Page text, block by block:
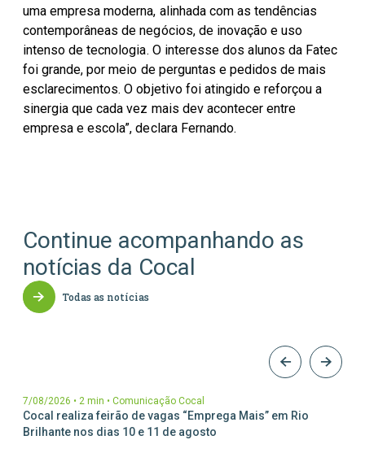
uma empresa moderna, alinhada com as tendências
contemporâneas de negócios, de inovação e uso
intenso de tecnologia. O interesse dos alunos da Fatec
foi grande, por meio de perguntas e pedidos de mais
esclarecimentos. O objetivo foi atingido e reforçou a
sinergia que cada vez mais dev acontecer entre
empresa e escola”, declara Fernando.
Continue acompanhando as
notícias da Cocal
Todas as notícias
7/08/2026 • 2 min • Comunicação Cocal
Cocal realiza feirão de vagas “Emprega Mais” em Rio
Brilhante nos dias 10 e 11 de agosto